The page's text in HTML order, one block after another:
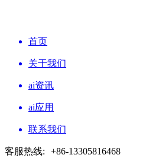
首页
关于我们
ai资讯
ai应用
联系我们
客服热线: +86-13305816468